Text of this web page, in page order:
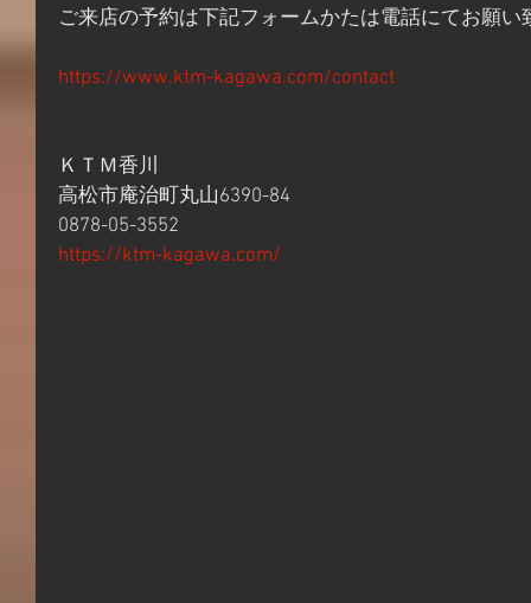
ご来店の予約は下記フォームかたは電話にてお願い
https://www.ktm-kagawa.com/contact
ＫＴＭ香川
高松市庵治町丸山6390-84
0878-05-3552
https://ktm-kagawa.com/